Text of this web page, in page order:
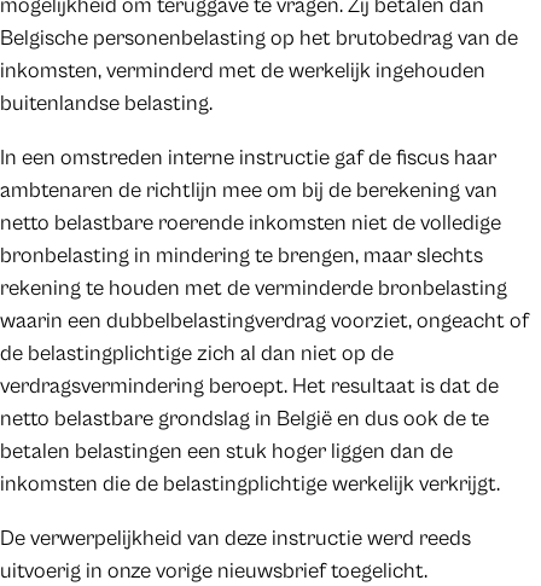
mogelijkheid om teruggave te vragen. Zij betalen dan
Belgische personenbelasting op het brutobedrag van de
inkomsten, verminderd met de werkelijk ingehouden
buitenlandse belasting.
In een omstreden interne instructie gaf de fiscus haar
ambtenaren de richtlijn mee om bij de berekening van
netto belastbare roerende inkomsten niet de volledige
bronbelasting in mindering te brengen, maar slechts
rekening te houden met de verminderde bronbelasting
waarin een dubbelbelastingverdrag voorziet, ongeacht of
de belastingplichtige zich al dan niet op de
verdragsvermindering beroept. Het resultaat is dat de
netto belastbare grondslag in België en dus ook de te
betalen belastingen een stuk hoger liggen dan de
inkomsten die de belastingplichtige werkelijk verkrijgt.
De verwerpelijkheid van deze instructie werd reeds
uitvoerig in onze vorige nieuwsbrief toegelicht.